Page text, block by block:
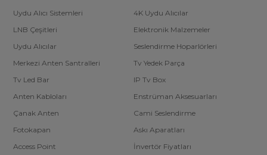
Uydu Alıcı Sistemleri
4K Uydu Alıcılar
LNB Çeşitleri
Elektronik Malzemeler
Uydu Alıcılar
Seslendirme Hoparlörleri
Merkezi Anten Santralleri
Tv Yedek Parça
Tv Led Bar
IP Tv Box
Anten Kabloları
Enstrüman Aksesuarları
Çanak Anten
Cami Seslendirme
Fotokapan
Askı Aparatları
Access Point
İnvertör Fiyatları